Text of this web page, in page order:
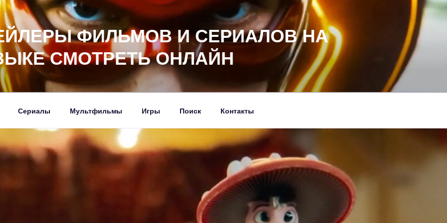
ФИЛЬМОВ И СЕРИАЛОВ НА
СМОТРЕТЬ ОНЛАЙН
Сериалы Мультфильмы Игры Поиск Контакты